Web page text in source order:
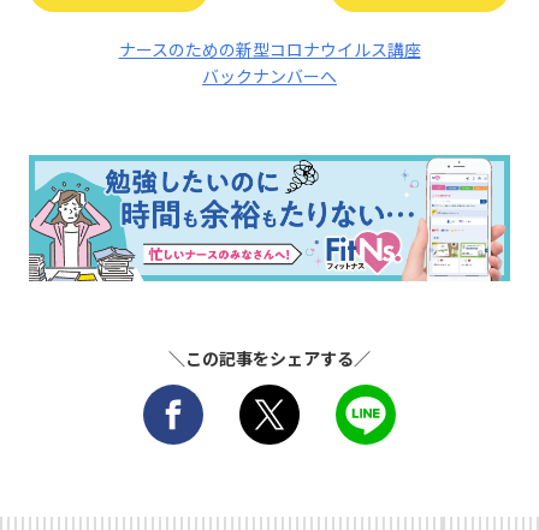
ナースのための新型コロナウイルス講座
バックナンバーへ
＼この記事をシェアする／